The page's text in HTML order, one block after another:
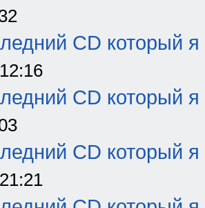
CD который я
CD который я
CD который я